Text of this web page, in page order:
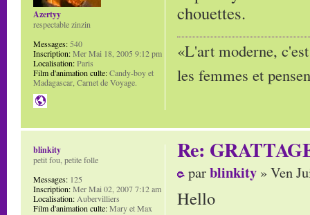
chouettes.
«L'art moderne,
les femmes et
Azertyy
respectable zinzin
Messages:540
Inscription:Mer Mai 18, 2005 9:12 pm
Localisation:Paris
Film d'animation culte:Candy-boy et
Madagascar, Carnet de Voyage.
Re:
parblinkity » Ven
Hello
blinkity
petit fou, petite folle
Messages: 125
Inscription:Mer Mai 02, 2007 7:12 am
Localisation:Aubervilliers
Film d'animation culte:Mary et Max